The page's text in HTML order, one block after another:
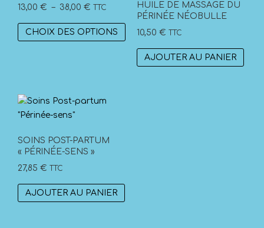
13,00 € – 38,00 € Plage
de
prix :
TTC
CHOIX DES OPTIONS
Ce
produit
plusieurs
HUILE DE MASSAGE DU
PÉRINÉE NÉOBULLE
10,50 € TTC
AJOUTER AU PANIER
SOINS POST-PARTUM
« PÉRINÉE-SENS »
27,85 € TTC
AJOUTER AU PANIER